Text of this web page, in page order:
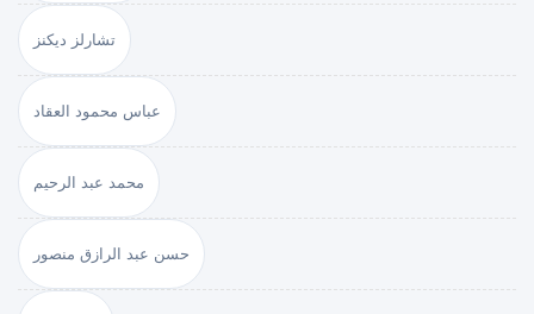
تشارلز ديكنز
عباس محمود العقاد
محمد عبد الرحيم
حسن عبد الرازق منصور